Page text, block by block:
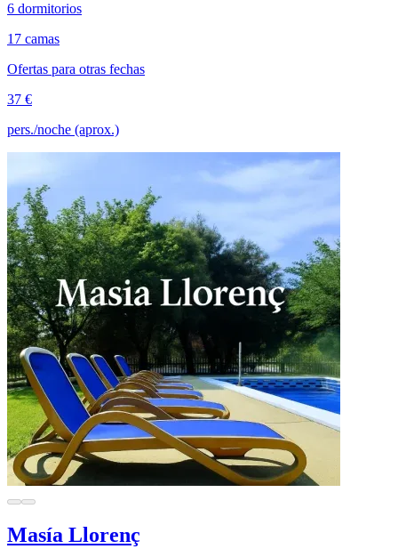
6 dormitorios
17 camas
Ofertas para otras fechas
37 €
pers./noche (aprox.)
Masía Llorenç